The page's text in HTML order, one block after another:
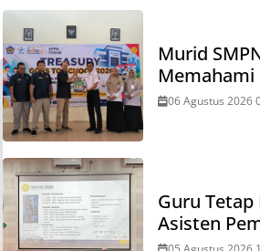
Murid
Memahami
06 Agustus 2026
Guru Tetap
Asisten